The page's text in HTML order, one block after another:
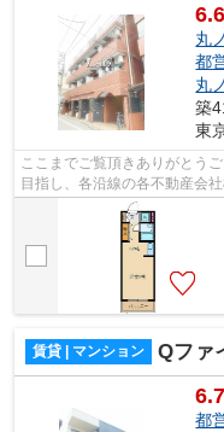
丸
都
丸
築
東
ここまでご覧頂きありがとう
目指し、各沿線の各不動産会
様へ提供しております！最新
賃貸 | マンション Qファ
都